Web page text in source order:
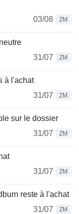
03/08
ZM
31/07
ZM
à l'achat
31/07
ZM
sur le dossier
31/07
ZM
31/07
ZM
reste à l'achat
31/07
ZM